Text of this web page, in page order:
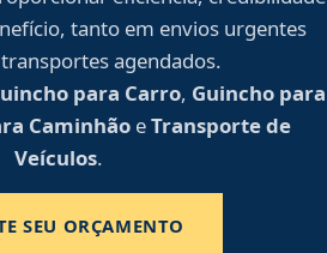
tanto em envios urgentes
agendados.
para Carro, Guincho para
CaminhãoeTransporte de
Veículos.
SEU ORÇAMENTO